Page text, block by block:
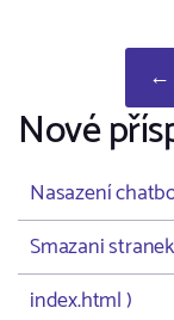
←
Nové
Nasazení
Smazani stranek
index.html )